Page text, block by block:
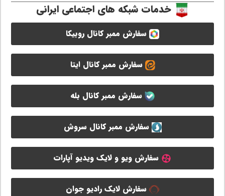
خدمات شبکه های اجتماعی ایرانی
سفارش ممبر کانال روبیکا
سفارش ممبر کانال ایتا
سفارش ممبر کانال بله
سفارش ممبر کانال سروش
سفارش ویو و لایک ویدیو آپارات
سفارش لایک رادیو جوان